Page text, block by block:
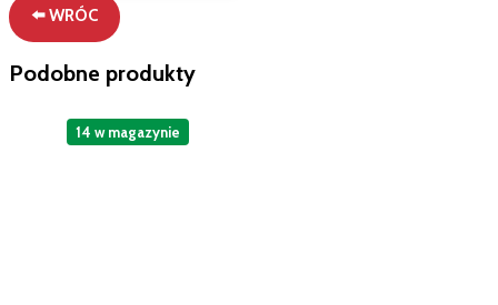
Prania
Dixan
Odore
⬅️ WRÓC
Podobne produkty
14 w magazynie